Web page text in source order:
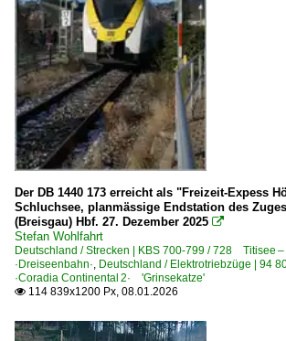
Der DB 1440 173 erreicht als "Freizeit-Expess
Schluchsee, planmässige Endstation des
(Breisgau) Hbf. 27. Dezember 2025 
Stefan Wohlfahrt
Deutschland / Strecken | KBS 700-799 / 728 Titisee
·Dreiseenbahn·, Deutschland / Elektrotriebzüge | 94
·Coradia Continental 2· 'Grinsekatze'
 114 839x1200 Px, 08.01.2026